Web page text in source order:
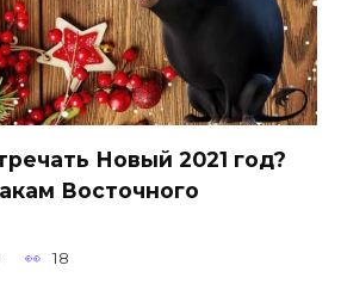
Новый 2021 год?
Восточного
18